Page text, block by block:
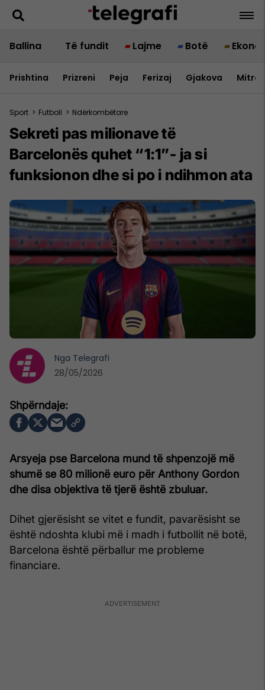
Ballina Të fundit Lajme Botë
Prishtina Prizreni Peja Ferizaj Gjakova
Sport > Futboll > Ndërkombëtare
Sekreti pas milionave të
Barcelonës quhet “1:1”- ja si
funksionon dhe si po i ndihmon ata
Arsyeja pse Barcelona mund të shpenzojë më
shumë se 80 milionë euro për Anthony Gordon
dhe disa objektiva të tjerë është zbuluar.
Dihet gjerësisht se vitet e fundit, pavarësisht se
është ndoshta klubi më i madh i futbollit në botë,
Barcelona është përballur me probleme
financiare.
Nga Telegrafi
28/05/2026